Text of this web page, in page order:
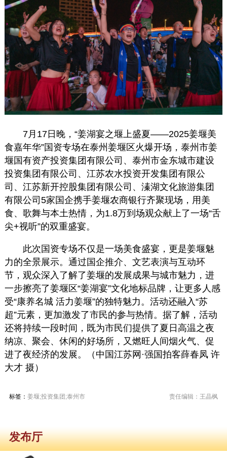
7月17日晚，“姜湖宴之堰上盛夏——2025姜堰美
食嘉年华”国资专场在泰州姜堰区火爆开场，泰州市姜
堰国有资产投资集团有限公司、泰州市金东城市建设
投资集团有限公司、江苏农水投资开发集团有限公
司、江苏新开控股集团有限公司、溱湖文化旅游集团
有限公司5家国企携手姜堰农商银行齐聚现场，用美
食、歌舞与本土热情，为1.8万到场观众献上了一场“舌
尖+视听”的双重盛宴。
此次国资专场不仅是一场美食盛宴，更是姜堰魅
力的全景展示。通过国企推介、文艺表演与互动环
节，观众深入了解了姜堰的发展成果与城市魅力，进
一步擦亮了姜堰区“姜湖宴”文化地标品牌，让更多人感
受“康养名城 活力姜堰”的独特魅力。活动还融入“苏
超”元素，更加激发了市民的参与热情。据了解，活动
还将持续一段时间，既为市民们提供了夏日高温之夜
纳凉、聚会、休闲的好场所，又燃旺人间烟火气、促
进了夜经济的发展。（中国江苏网·强国拍客薛春凤 许
大才 摄）
标签： 姜堰;投资集团;泰州市 责任编辑：王晶枫
发布厅